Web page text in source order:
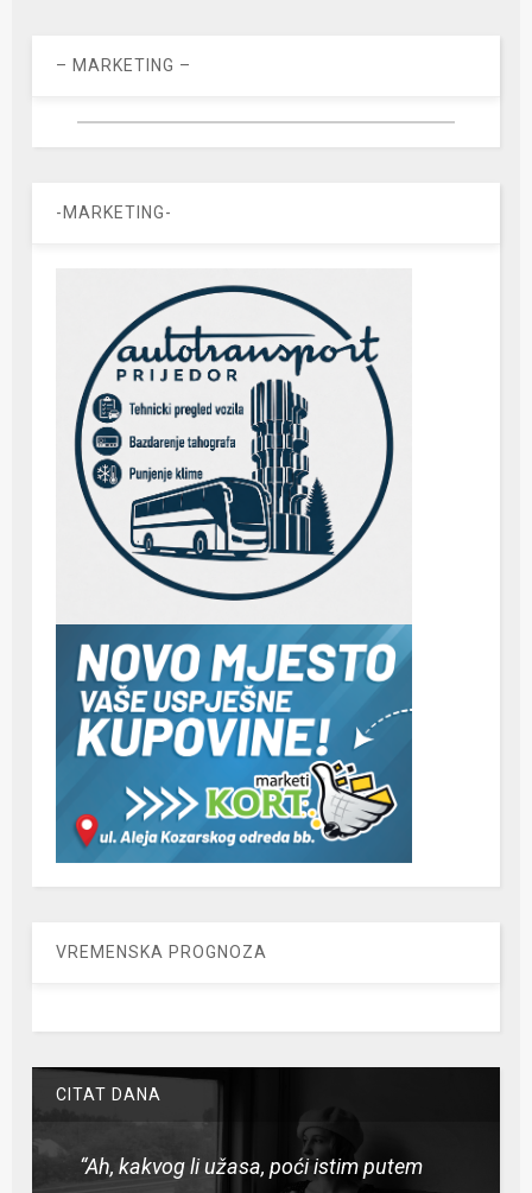
– MARKETING –
-MARKETING-
VREMENSKA PROGNOZA
CITAT DANA
“Ah, kakvog li užasa, poći istim putem